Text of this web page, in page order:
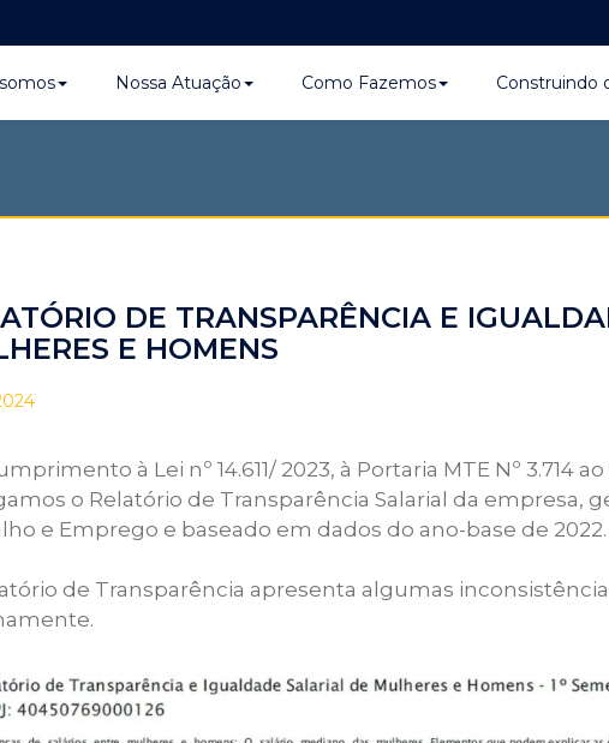
Nossa Atuação Como Fazemos Construindo
DE TRANSPARÊNCIA E
E HOMENS
à Lei nº 14.611/ 2023, à Portaria MTE Nº 3.714
o Relatório de Transparência Salarial da empresa,
e Emprego e baseado em dados do ano-base de 2022.
de Transparência apresenta algumas